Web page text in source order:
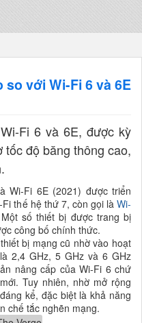
với Wi-Fi 6 và 6E
Fi 6 và 6E, được kỳ
độ băng thông cao,
Wi-Fi 6E (2021) được triển
thế hệ thứ 7, còn gọi làWi-
số thiết bị được trang bị
công bố chính thức.
bị mạng cũ nhờ vào hoạt
2,4 GHz, 5 GHz và 6 GHz
nâng cấp của Wi-Fi 6 chứ
Tuy nhiên, nhờ mở rộng
kể, đặc biệt là khả năng
chế tắc nghẽn mạng.